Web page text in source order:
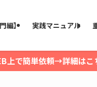
編】 実践マニュアル
上で簡単依頼→詳細はこ